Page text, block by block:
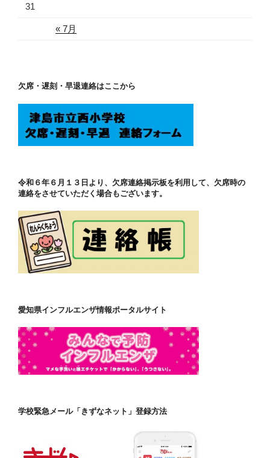
« 7月
31
欠席・遅刻・早退連絡はここから
令和６年６月１３日より、欠席連絡掲示板を利用して、欠席時の
連絡をさせていただく場合もございます。
愛知県インフルエンザ情報ポータルサイト
学校緊急メール「きずなネット」登録方法